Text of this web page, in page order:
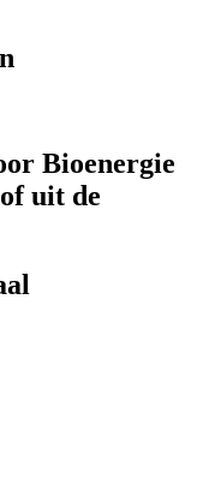
Bioenergie
uit de